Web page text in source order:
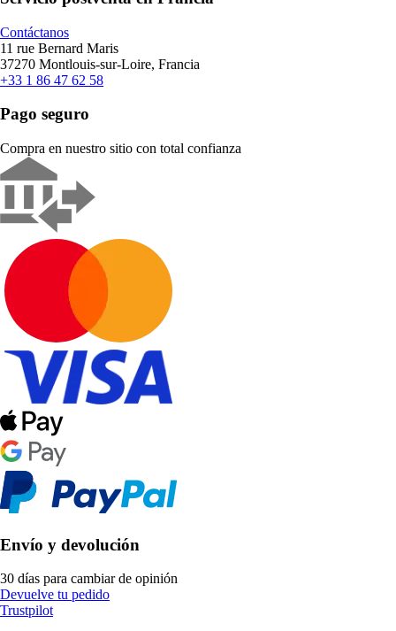
Contáctanos
11 rue Bernard Maris
37270 Montlouis-sur-Loire, Francia
+33 1 86 47 62 58
Pago seguro
Compra en nuestro sitio con total confianza
Envío y devolución
30 días para cambiar de opinión
Devuelve tu pedido
Trustpilot